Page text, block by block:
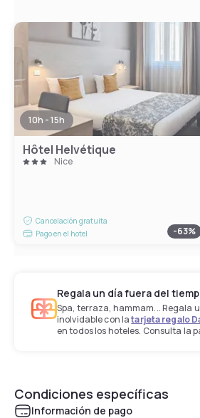
10h - 15h
Hôtel Helvétique
Nice
Cancelación gratuita
Pago en el hotel
-63%
Regala un día fuera del
Spa, terraza, hammam... Regala
inolvidable con latarjeta regalo
en todos los hoteles. Consulta la
Condiciones específicas
Información de pago